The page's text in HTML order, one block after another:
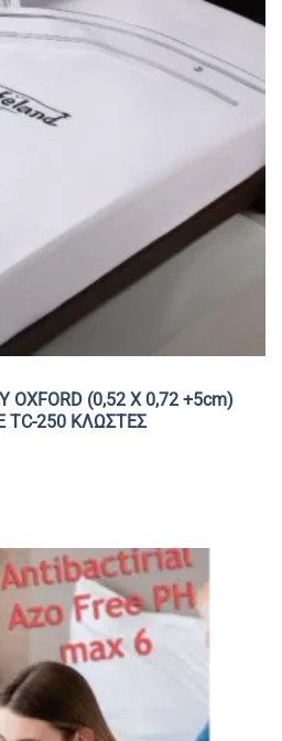
(0,52 Χ 0,72 +5cm)
TC-250 ΚΛΩΣΤΕΣ